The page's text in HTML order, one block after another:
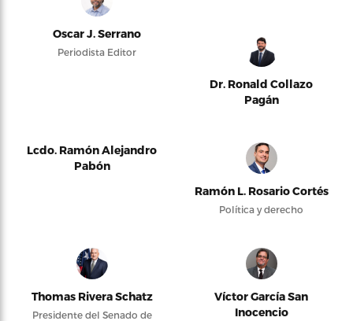
Oscar J. Serrano
Periodista Editor
Dr. Ronald Collazo
Pagán
Lcdo. Ramón Alejandro
Pabón
Ramón L. Rosario Cortés
Política y derecho
Thomas Rivera Schatz
Presidente del Senado de
Víctor García San
Inocencio